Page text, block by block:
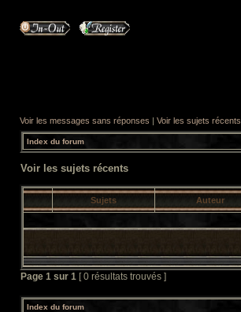
Voir les messages sans réponses | Voir les sujets récents
Index du forum
Voir les sujets récents
Sujets Auteur
Page 1 sur 1 [ 0 résultats trouvés ]
Index du forum